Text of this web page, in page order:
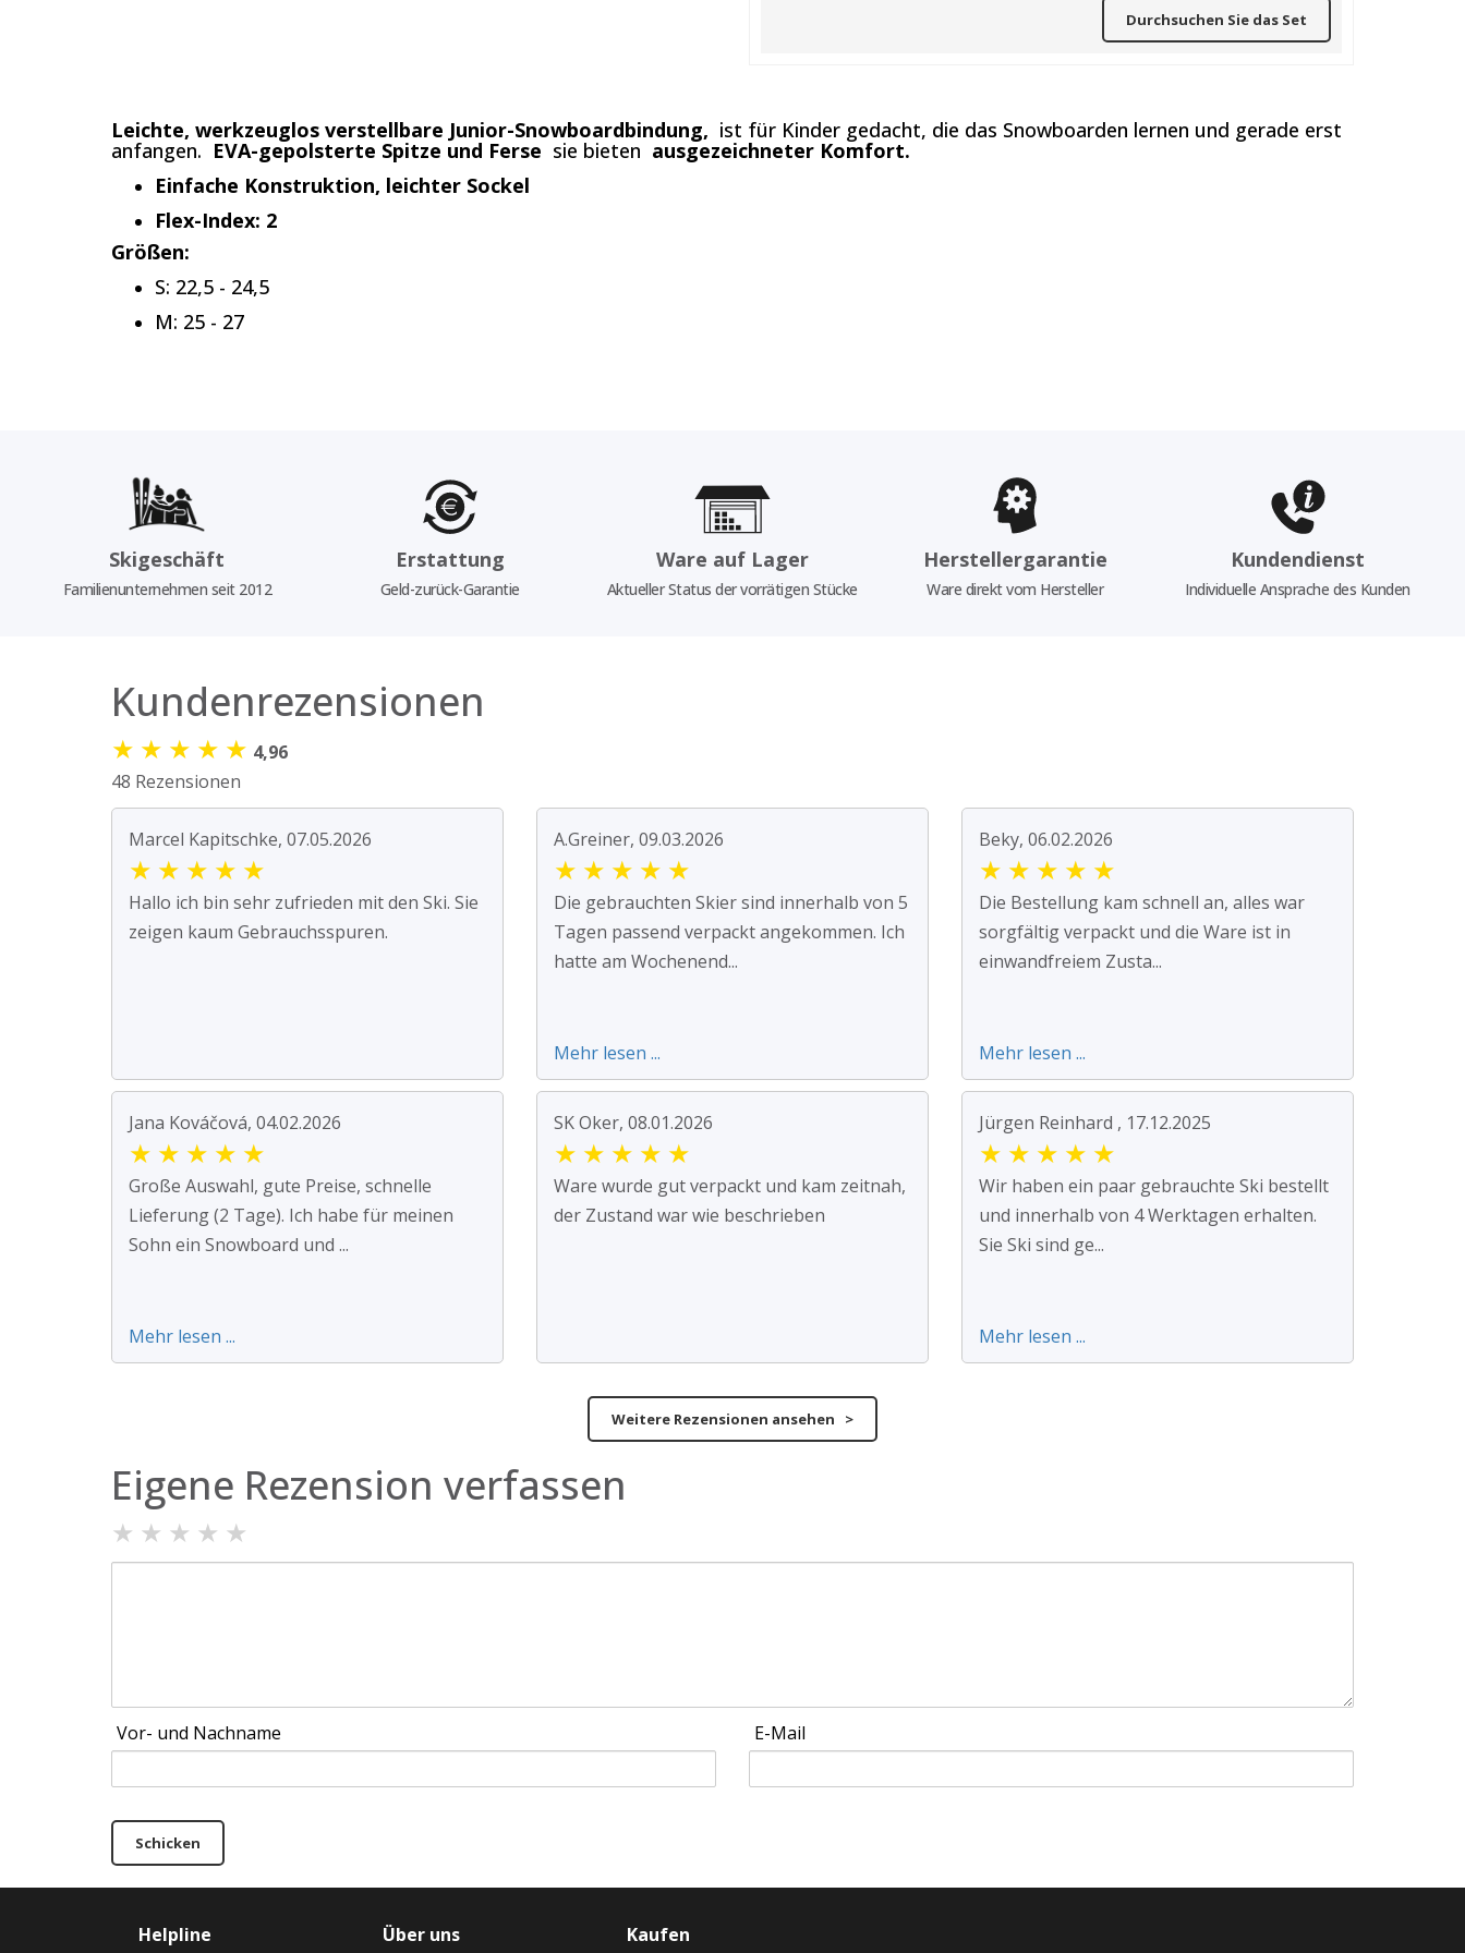
Durchsuchen Sie das Set
Leichte, werkzeuglos verstellbare Junior-Snowboardbindung, ist für Kinder gedacht, die das Snowboarden lernen und gerade erst
anfangen. EVA-gepolsterte Spitze und Ferse sie bieten ausgezeichneter Komfort.
Einfache Konstruktion, leichter Sockel
Flex-Index: 2
Größen:
S: 22,5 - 24,5
M: 25 - 27
Skigeschäft
Familienunternehmen seit 2012
Erstattung
Geld-zurück-Garantie
Ware auf Lager
Aktueller Status der vorrätigen Stücke
Herstellergarantie
Ware direkt vom Hersteller
Kundendienst
Individuelle Ansprache des Kunden
Kundenrezensionen
★ ★ ★ ★ ★ 4,96
48 Rezensionen
Marcel Kapitschke, 07.05.2026
★ ★ ★ ★ ★
Hallo ich bin sehr zufrieden mit den Ski. Sie
zeigen kaum Gebrauchsspuren.
A.Greiner, 09.03.2026
★ ★ ★ ★ ★
Die gebrauchten Skier sind innerhalb von 5
Tagen passend verpackt angekommen. Ich
hatte am Wochenend...
Mehr lesen ...
Beky, 06.02.2026
★ ★ ★ ★ ★
Die Bestellung kam schnell an, alles war
sorgfältig verpackt und die Ware ist in
einwandfreiem Zusta...
Mehr lesen ...
Jana Kováčová, 04.02.2026
★ ★ ★ ★ ★
Große Auswahl, gute Preise, schnelle
Lieferung (2 Tage). Ich habe für meinen
Sohn ein Snowboard und ...
Mehr lesen ...
SK Oker, 08.01.2026
★ ★ ★ ★ ★
Ware wurde gut verpackt und kam zeitnah,
der Zustand war wie beschrieben
Jürgen Reinhard , 17.12.2025
★ ★ ★ ★ ★
Wir haben ein paar gebrauchte Ski bestellt
und innerhalb von 4 Werktagen erhalten.
Sie Ski sind ge...
Mehr lesen ...
Weitere Rezensionen ansehen >
Eigene Rezension verfassen
★ ★ ★ ★ ★
Vor- und Nachname E-Mail
Schicken
Helpline Über uns Kaufen